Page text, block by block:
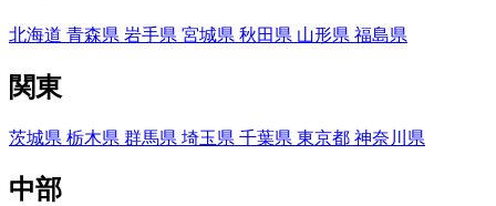
北海道 青森県 岩手県 宮城県 秋田県 山形県 福島県
関東
茨城県 栃木県 群馬県 埼玉県 千葉県 東京都 神奈川県
中部